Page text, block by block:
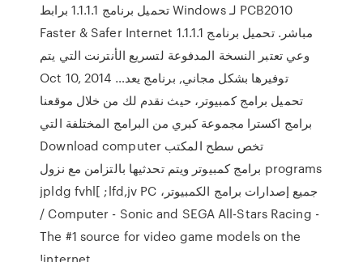
PCB2010 لـ Windows تحميل برنامج 1.1.1.1 برابط
مباشر. تحميل برنامج 1.1.1.1 Faster & Safer Internet
وعي تعتبر النسخة المدفوعة لتسريع الأنترنت التي يتم
توفيرها بشكل مجاني, برنامج يعد… Oct 10, 2014
تحميل برامج كمبيوتر، حيث نقدم لك من خلال موقعنا
برامج اكسترا مجموعة كبري من البرامج المختلفة التي
تخص سطح المكتب Download computer
programs برامج كمبيوتر ويتم تحدثيها بالتزامن مع نزول
جميع إصدارات برامج الكمبيوتر، jpldg fvhl[ ;lfd,jv PC
/ Computer - Sonic and SEGA All-Stars Racing -
The #1 source for video game models on the
internet!